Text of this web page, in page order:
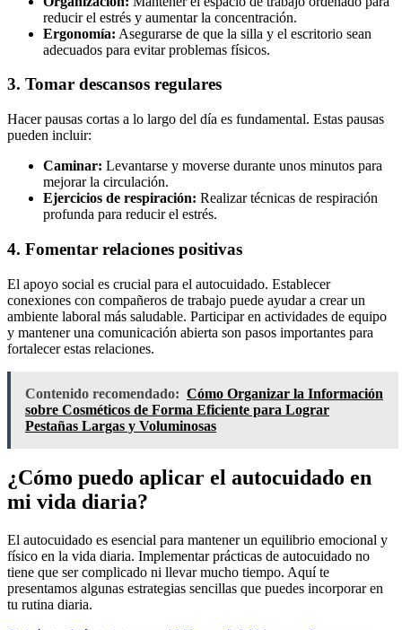
reducir el estrés y aumentar la concentración.
Ergonomía: Asegurarse de que la silla y el escritorio sean
adecuados para evitar problemas físicos.
3. Tomar descansos regulares
Hacer pausas cortas a lo largo del día es fundamental. Estas pausas
pueden incluir:
Caminar: Levantarse y moverse durante unos minutos para
mejorar la circulación.
Ejercicios de respiración: Realizar técnicas de respiración
profunda para reducir el estrés.
4. Fomentar relaciones positivas
El apoyo social es crucial para el autocuidado. Establecer
conexiones con compañeros de trabajo puede ayudar a crear un
ambiente laboral más saludable. Participar en actividades de equipo
y mantener una comunicación abierta son pasos importantes para
fortalecer estas relaciones.
Contenido recomendado: Cómo Organizar la Información
sobre Cosméticos de Forma Eficiente para Lograr
Pestañas Largas y Voluminosas
¿Cómo puedo aplicar el autocuidado en
mi vida diaria?
El autocuidado es esencial para mantener un equilibrio emocional y
físico en la vida diaria. Implementar prácticas de autocuidado no
tiene que ser complicado ni llevar mucho tiempo. Aquí te
presentamos algunas estrategias sencillas que puedes incorporar en
tu rutina diaria.